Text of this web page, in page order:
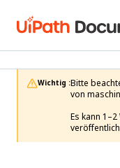
Wichtig :Bitte
von
Es kann